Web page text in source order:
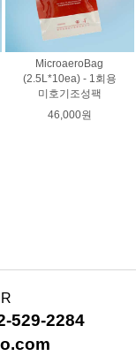
MicroaeroBag
(2.5L*10ea) - 1회용
미호기조성팩
46,000원
529-2284